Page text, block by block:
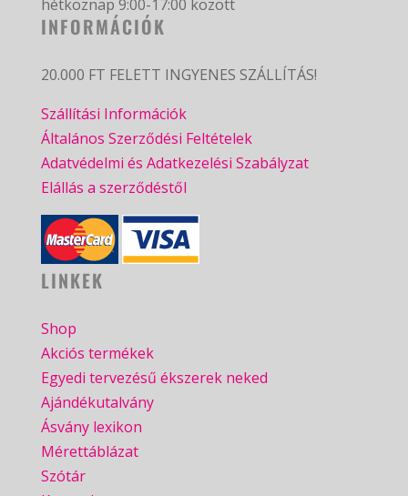
hétköznap 9:00-17:00 között
INFORMÁCIÓK
20.000 FT FELETT INGYENES SZÁLLÍTÁS!
Szállítási Információk
Általános Szerződési Feltételek
Adatvédelmi és Adatkezelési Szabályzat
Elállás a szerződéstől
LINKEK
Shop
Akciós termékek
Egyedi tervezésű ékszerek neked
Ajándékutalvány
Ásvány lexikon
Mérettáblázat
Szótár